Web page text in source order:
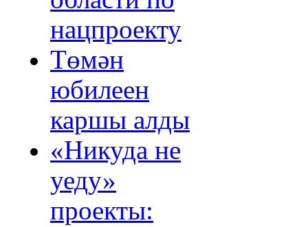
нацпроекту
Төмән
юбилеен
каршы алды
«Никуда не
уеду»
проекты: